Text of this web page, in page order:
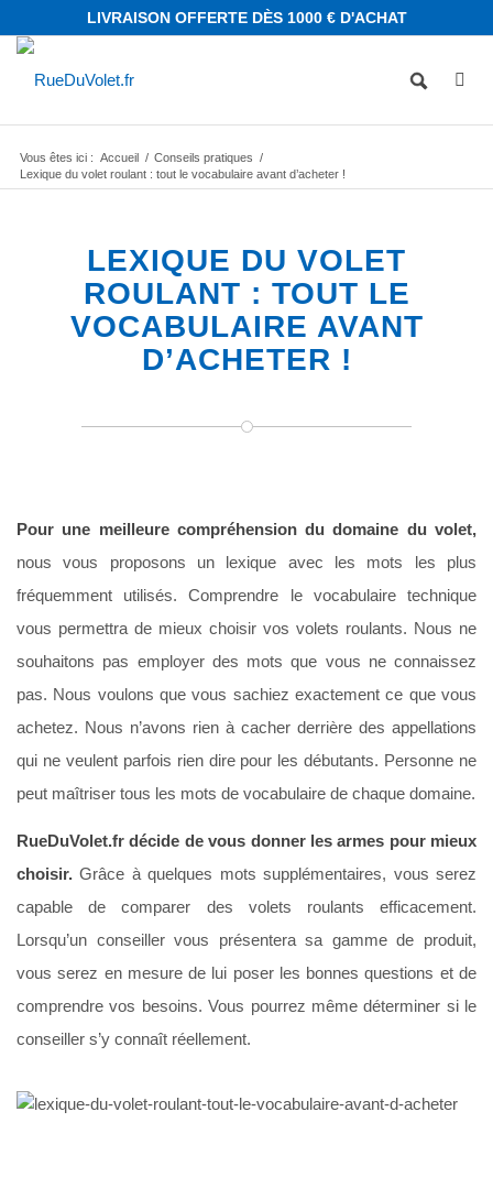
LIVRAISON OFFERTE DÈS 1000 € D'ACHAT
Vous êtes ici : Accueil / Conseils pratiques /
Lexique du volet roulant : tout le vocabulaire avant d’acheter !
LEXIQUE DU VOLET
ROULANT : TOUT LE
VOCABULAIRE AVANT
D’ACHETER !
Pour une meilleure compréhension du domaine du volet,
nous vous proposons un lexique avec les mots les plus
fréquemment utilisés. Comprendre le vocabulaire technique
vous permettra de mieux choisir vos volets roulants. Nous ne
souhaitons pas employer des mots que vous ne connaissez
pas. Nous voulons que vous sachiez exactement ce que vous
achetez. Nous n’avons rien à cacher derrière des appellations
qui ne veulent parfois rien dire pour les débutants. Personne ne
peut maîtriser tous les mots de vocabulaire de chaque domaine.
RueDuVolet.fr décide de vous donner les armes pour mieux
choisir. Grâce à quelques mots supplémentaires, vous serez
capable de comparer des volets roulants efficacement.
Lorsqu’un conseiller vous présentera sa gamme de produit,
vous serez en mesure de lui poser les bonnes questions et de
comprendre vos besoins. Vous pourrez même déterminer si le
conseiller s’y connaît réellement.